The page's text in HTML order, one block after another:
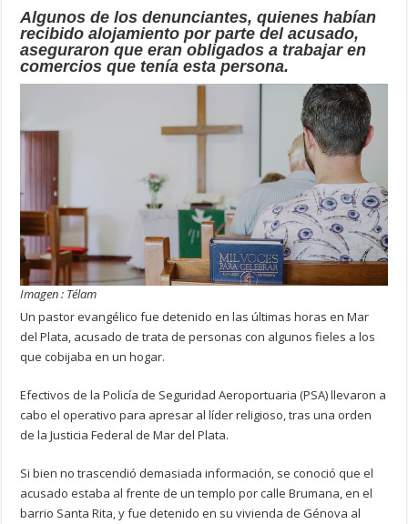
Algunos de los denunciantes, quienes habían
recibido alojamiento por parte del acusado,
aseguraron que eran obligados a trabajar en
comercios que tenía esta persona.
Imagen : Télam
Un pastor evangélico fue detenido en las últimas horas en Mar
del Plata, acusado de trata de personas con algunos fieles a los
que cobijaba en un hogar.
Efectivos de la Policía de Seguridad Aeroportuaria (PSA) llevaron a
cabo el operativo para apresar al líder religioso, tras una orden
de la Justicia Federal de Mar del Plata.
Si bien no trascendió demasiada información, se conoció que el
acusado estaba al frente de un templo por calle Brumana, en el
barrio Santa Rita, y fue detenido en su vivienda de Génova al